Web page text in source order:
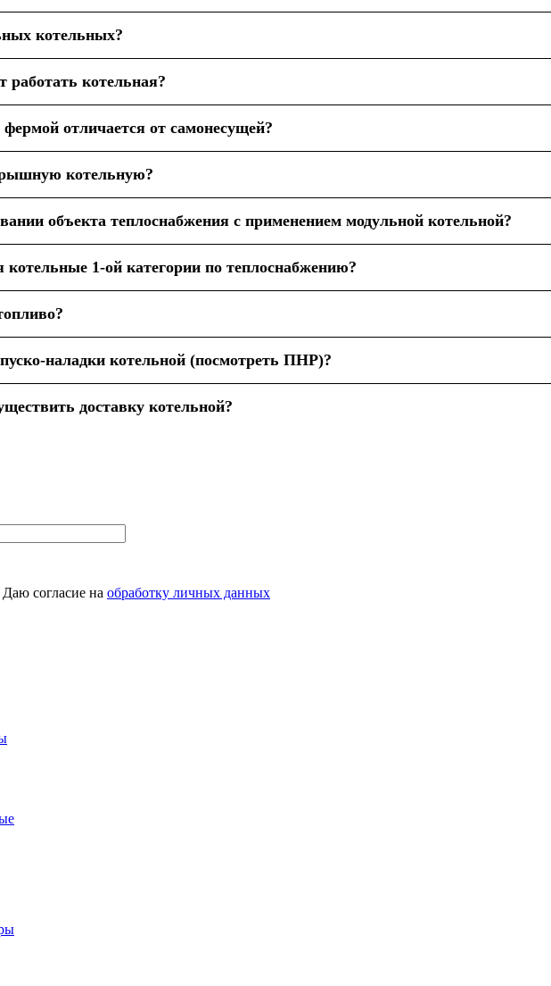
котельных?
котельная?
отличается от самонесущей?
котельную?
объекта теплоснабжения с применением модульной котельной?
1-ой категории по теплоснабжению?
наладки котельной (посмотреть ПНР)?
доставку котельной?
Даю согласие на обработку личных данных